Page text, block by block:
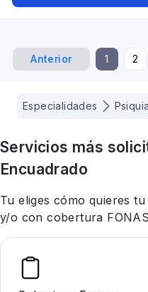
Anterior 1 2
Especialidades
Servicios más
Encuadrado
Tu eliges cómo quieres
y/o con cobertura